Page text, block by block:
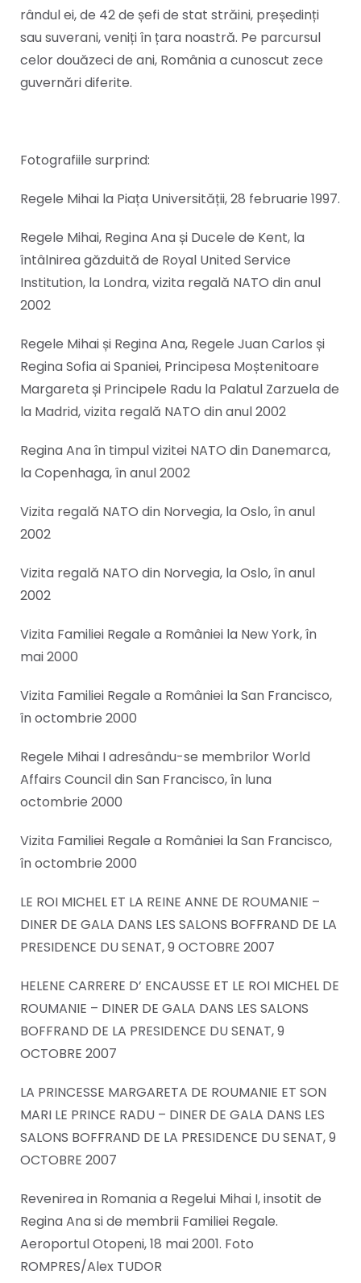
rândul ei, de 42 de șefi de stat străini, președinți
sau suverani, veniți în țara noastră. Pe parcursul
celor douăzeci de ani, România a cunoscut zece
guvernări diferite.
Fotografiile surprind:
Regele Mihai la Piața Universității, 28 februarie 1997.
Regele Mihai, Regina Ana și Ducele de Kent, la
întâlnirea găzduită de Royal United Service
Institution, la Londra, vizita regală NATO din anul
2002
Regele Mihai și Regina Ana, Regele Juan Carlos și
Regina Sofia ai Spaniei, Principesa Moștenitoare
Margareta și Principele Radu la Palatul Zarzuela de
la Madrid, vizita regală NATO din anul 2002
Regina Ana în timpul vizitei NATO din Danemarca,
la Copenhaga, în anul 2002
Vizita regală NATO din Norvegia, la Oslo, în anul
2002
Vizita regală NATO din Norvegia, la Oslo, în anul
2002
Vizita Familiei Regale a României la New York, în
mai 2000
Vizita Familiei Regale a României la San Francisco,
în octombrie 2000
Regele Mihai I adresându-se membrilor World
Affairs Council din San Francisco, în luna
octombrie 2000
Vizita Familiei Regale a României la San Francisco,
în octombrie 2000
LE ROI MICHEL ET LA REINE ANNE DE ROUMANIE –
DINER DE GALA DANS LES SALONS BOFFRAND DE LA
PRESIDENCE DU SENAT, 9 OCTOBRE 2007
HELENE CARRERE D’ ENCAUSSE ET LE ROI MICHEL DE
ROUMANIE – DINER DE GALA DANS LES SALONS
BOFFRAND DE LA PRESIDENCE DU SENAT, 9
OCTOBRE 2007
LA PRINCESSE MARGARETA DE ROUMANIE ET SON
MARI LE PRINCE RADU – DINER DE GALA DANS LES
SALONS BOFFRAND DE LA PRESIDENCE DU SENAT, 9
OCTOBRE 2007
Revenirea in Romania a Regelui Mihai I, insotit de
Regina Ana si de membrii Familiei Regale.
Aeroportul Otopeni, 18 mai 2001. Foto
ROMPRES/Alex TUDOR